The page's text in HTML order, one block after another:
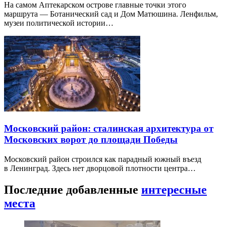
На самом Аптекарском острове главные точки этого
маршрута — Ботанический сад и Дом Матюшина. Ленфильм,
музеи политической истории…
Московский район: сталинская архитектура от
Московских ворот до площади Победы
Московский район строился как парадный южный въезд
в Ленинград. Здесь нет дворцовой плотности центра…
Последние добавленные интересные
места